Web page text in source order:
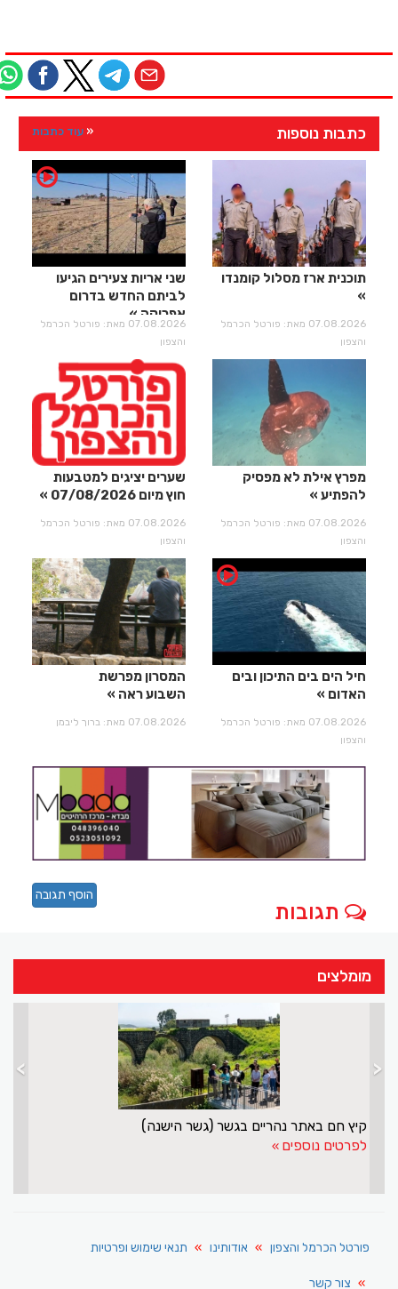
כתבות נוספות עוד כתבות
תוכנית ארז מסלול קומנדו
07.08.2026 מאת: פורטל הכרמל
והצפון
שני אריות צעירים הגיעו
לביתם החדש בדרום
אפריקה
07.08.2026 מאת: פורטל הכרמל
והצפון
מפרץ אילת לא מפסיק
להפתיע
07.08.2026 מאת: פורטל הכרמל
והצפון
שערים יציגים למטבעות
חוץ מיום 07/08/2026
07.08.2026 מאת: פורטל הכרמל
והצפון
חיל הים בים התיכון ובים
האדום
07.08.2026 מאת: פורטל הכרמל
והצפון
המסרון מפרשת
השבוע ראה
07.08.2026 מאת: ברוך ליבמן
תגובות
הוסף תגובה
מומלצים
קיץ חם באתר נהריים בגשר (גשר הישנה)
> <
פורטל הכרמל והצפון אודותינו תנאי שימוש ופרטיות
צור קשר